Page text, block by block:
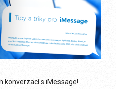
konverzací s iMessage!